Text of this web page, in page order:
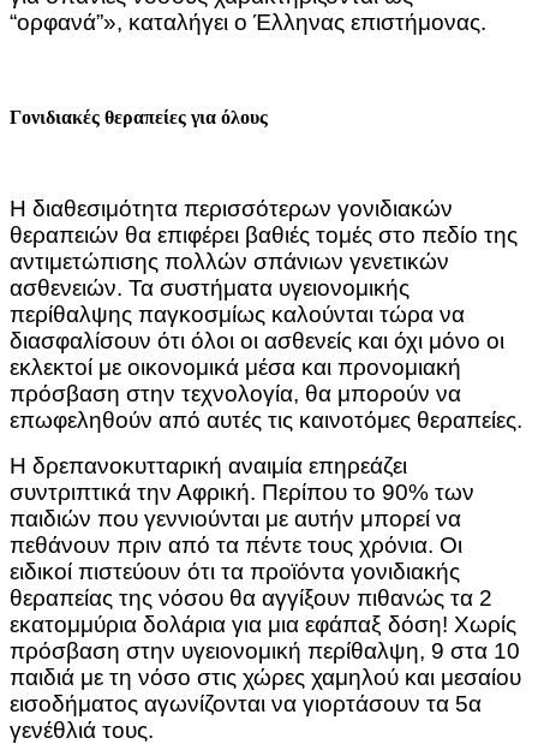
“ορφανά”», καταλήγει ο Έλληνας επιστήμονας.
Γονιδιακές θεραπείες για όλους
Η διαθεσιμότητα περισσότερων γονιδιακών
θεραπειών θα επιφέρει βαθιές τομές στο πεδίο της
αντιμετώπισης πολλών σπάνιων γενετικών
ασθενειών. Τα συστήματα υγειονομικής
περίθαλψης παγκοσμίως καλούνται τώρα να
διασφαλίσουν ότι όλοι οι ασθενείς και όχι μόνο οι
εκλεκτοί με οικονομικά μέσα και προνομιακή
πρόσβαση στην τεχνολογία, θα μπορούν να
επωφεληθούν από αυτές τις καινοτόμες θεραπείες.
Η δρεπανοκυτταρική αναιμία επηρεάζει
συντριπτικά την Αφρική. Περίπου το 90% των
παιδιών που γεννιούνται με αυτήν μπορεί να
πεθάνουν πριν από τα πέντε τους χρόνια. Οι
ειδικοί πιστεύουν ότι τα προϊόντα γονιδιακής
θεραπείας της νόσου θα αγγίξουν πιθανώς τα 2
εκατομμύρια δολάρια για μια εφάπαξ δόση! Χωρίς
πρόσβαση στην υγειονομική περίθαλψη, 9 στα 10
παιδιά με τη νόσο στις χώρες χαμηλού και μεσαίου
εισοδήματος αγωνίζονται να γιορτάσουν τα 5α
γενέθλιά τους.